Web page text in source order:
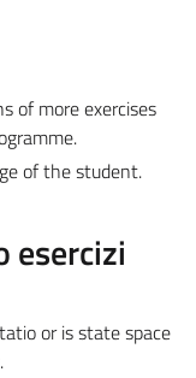
of more exercises
of the student.
esercizi
or is state space